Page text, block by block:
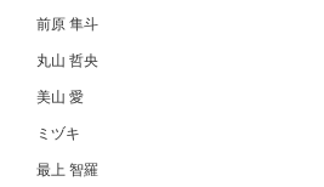
前原 隼斗
丸山 哲央
美山 愛
ミヅキ
最上 智羅